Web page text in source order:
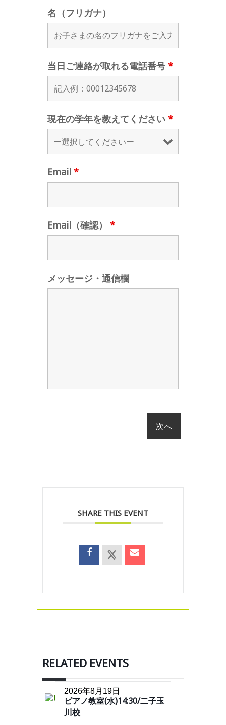
名（フリガナ）
当日ご連絡が取れる電話番号 *
現在の学年を教えてください *
Email *
Email（確認） *
メッセージ・通信欄
SHARE THIS EVENT
RELATED EVENTS
2026年8月19日
ピアノ教室(水)14:30/二子玉
川校